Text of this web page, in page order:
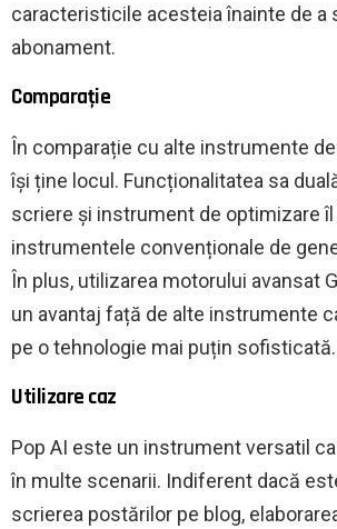
caracteristicile acesteia înainte de a
abonament.
Comparaţie
În comparație cu alte instrumente de
își ține locul. Funcționalitatea sa
scriere și instrument de optimizare
instrumentele convenționale de
În plus, utilizarea motorului avansat
un avantaj față de alte instrumente
pe o tehnologie mai puțin sofisticată.
Utilizare caz
Pop AI este un instrument versatil
în multe scenarii. Indiferent dacă
scrierea postărilor pe blog,